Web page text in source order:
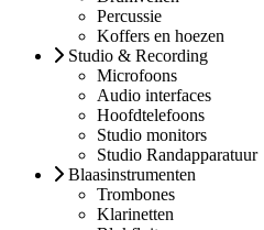
Percussie
Koffers en hoezen
Studio & Recording
Microfoons
Audio interfaces
Hoofdtelefoons
Studio monitors
Studio Randapparatuur
Blaasinstrumenten
Trombones
Klarinetten